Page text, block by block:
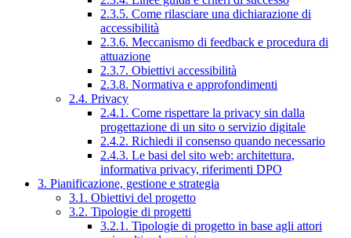
2.3.5. Come rilasciare una dichiarazione di
accessibilità
2.3.6. Meccanismo di feedback e procedura di
attuazione
2.3.7. Obiettivi accessibilità
2.3.8. Normativa e approfondimenti
2.4. Privacy
2.4.1. Come rispettare la privacy sin dalla
progettazione di un sito o servizio digitale
2.4.2. Richiedi il consenso quando necessario
2.4.3. Le basi del sito web: architettura,
informativa privacy, riferimenti DPO
3. Pianificazione, gestione e strategia
3.1. Obiettivi del progetto
3.2. Tipologie di progetti
3.2.1. Tipologie di progetto in base agli attori